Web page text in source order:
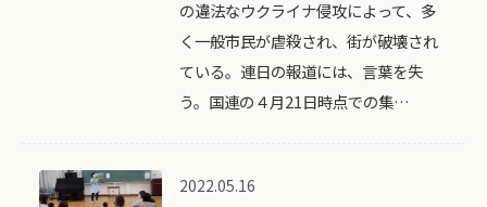
の違法なウクライナ侵攻によって、多
く一般市民が虐殺され、街が破壊され
ている。連日の報道には、言葉を失
う。国連の４月21日時点での集…
2022.05.16